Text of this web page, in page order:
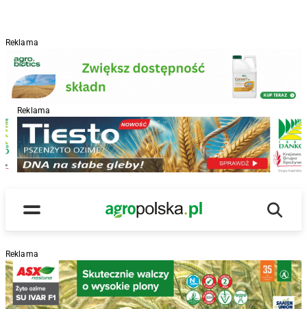
Reklama
Reklama
Menu
Main Logo
Reklama